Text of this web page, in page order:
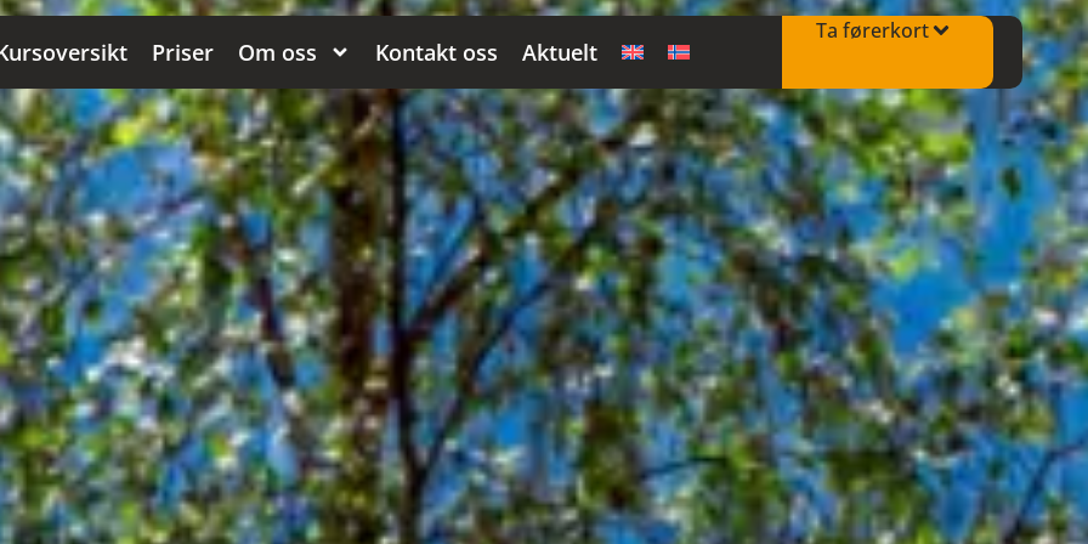
Priser Om oss Kontakt oss Aktuelt
Ta førerkort